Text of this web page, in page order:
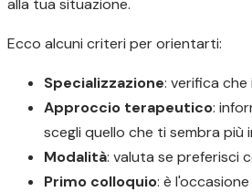
alla tua situazione.
Ecco alcuni criteri per orientarti:
Specializzazione: verifica
Approccio terapeutico:
scegli quello che ti sembra più
Modalità: valuta se preferisci
Primo colloquio: è